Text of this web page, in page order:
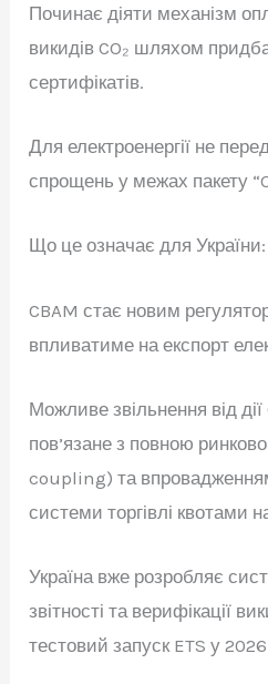
Починає діяти механізм
викидів CO₂ шляхом
сертифікатів.
Для електроенергії не
спрощень у межах пакету
Що це означає для України:
CBAM стає новим
впливатиме на експорт
Можливе звільнення від
пов’язане з повною
coupling) та
системи торгівлі квотами
Україна вже розробляє
звітності та верифікації
тестовий запуск ETS у 2026